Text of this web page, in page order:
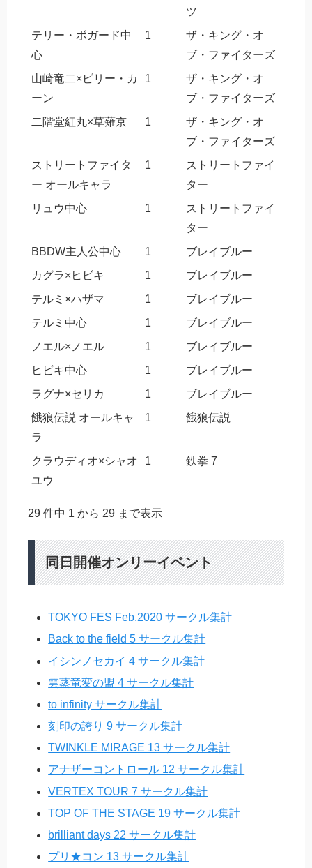
ツ
テリー・ボガード中
心
1
ザ・キング・オ
ブ・ファイターズ
山崎竜二×ビリー・カ
ーン
1
ザ・キング・オ
ブ・ファイターズ
二階堂紅丸×草薙京
1
ザ・キング・オ
ブ・ファイターズ
ストリートファイタ
ー オールキャラ
1
ストリートファイ
ター
リュウ中心
1
ストリートファイ
ター
BBDW主人公中心
1
ブレイブルー
カグラ×ヒビキ
1
ブレイブルー
テルミ×ハザマ
1
ブレイブルー
テルミ中心
1
ブレイブルー
ノエル×ノエル
1
ブレイブルー
ヒビキ中心
1
ブレイブルー
ラグナ×セリカ
1
ブレイブルー
餓狼伝説 オールキャ
ラ
1 餓狼伝説
クラウディオ×シャオ
ユウ
1 鉄拳 7
29 件中 1 から 29 まで表示
同日開催オンリーイベント
TOKYO FES Feb.2020 サークル集計
Back to the field 5 サークル集計
イシンノセカイ 4 サークル集計
雲蒸竜変の盟 4 サークル集計
to infinity サークル集計
刻印の誇り 9 サークル集計
TWINKLE MIRAGE 13 サークル集計
アナザーコントロール 12 サークル集計
VERTEX TOUR 7 サークル集計
TOP OF THE STAGE 19 サークル集計
brilliant days 22 サークル集計
プリ★コン 13 サークル集計